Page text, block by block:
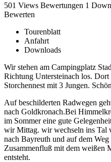
501 Views Bewertungen 1
Bewerten
Tourenblatt
Anfahrt
Downloads
Wir stehen am Campingplatz
Richtung Untersteinach los.
Storchennest mit 3 Jungen.
Auf beschilderten Radwegen
nach Goldkronach.Bei
im Sommer eine gute
wir Mittag. wir wechseln ins Tal
nach Bayreuth und auf dem
Zusammenfluß mit dem weißen
entsteht.